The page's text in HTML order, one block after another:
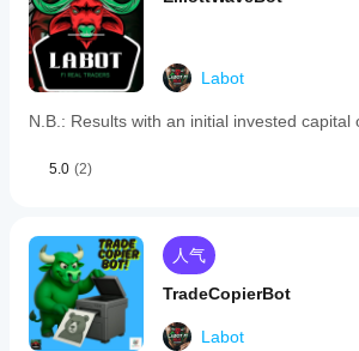
bars
using
minimum
tick
filter.
Pro
supports
performance
with
a
preview
of
the
Labot
N.B.: Results with an initial invested capital
5.0 (2)
人气
TradeCopierBot
Labot